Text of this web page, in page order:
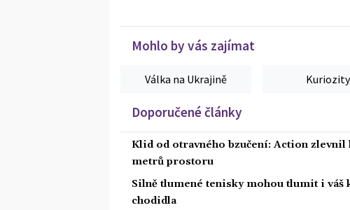
Mohlo by vás zajímat
Válka na Ukrajině Kuriozity
Doporučené články
Klid od otravného bzučení: Action zlevnil
metrů prostoru
Silně tlumené tenisky mohou tlumit i váš
chodidla